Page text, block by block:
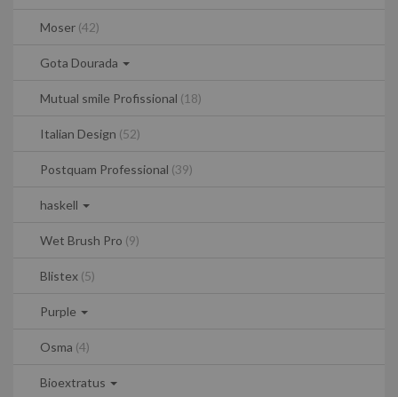
Moser (42)
Gota Dourada
Mutual smile Profissional (18)
Italian Design (52)
Postquam Professional (39)
haskell
Wet Brush Pro (9)
Blistex (5)
Purple
Osma (4)
Bioextratus